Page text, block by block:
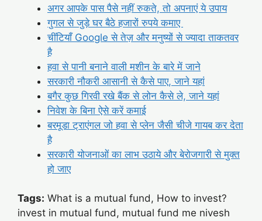
अगर आपके पास पैसे नहीं रुकते, तो अपनाएं ये उपाय
गुगल से जुड़े घर बैठे हजारों रुपये कमाए
चींटियाँ Google से तेज़ और मनुष्यों से ज्यादा ताकतवर
है
हवा से पानी बनाने वाली मशीन के बारे में जाने
सरकारी नौकरी आसानी से कैसे पाए, जाने यहां
बगैर कुछ गिरवी रखे बैंक से लोन कैसे ले, जाने यहां
निवेश के बिना ऐसे करें कमाई
बरमूडा ट्राएंगल जो हवा से प्लेन जैसी चीजे गायब कर देता
है
सरकारी योजनाओं का लाभ उठाये और बेरोजगारी से मुक्त
हो जाए
Tags: What is a mutual fund, How to invest?
invest in mutual fund, mutual fund me nivesh